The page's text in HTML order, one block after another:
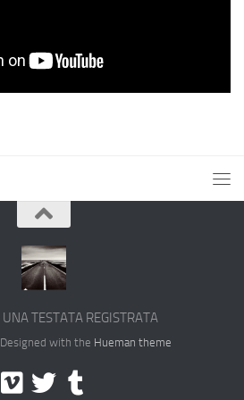
TESTATA REGISTRATA
with the Hueman theme